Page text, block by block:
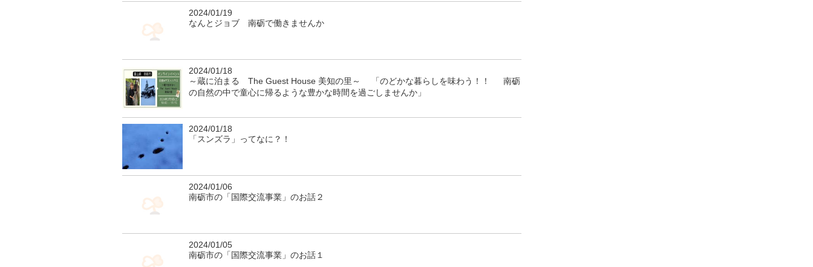
2024/01/19
なんとジョブ 南砺で働きませんか
2024/01/18
～蔵に泊まる The Guest House 美知の里～ 「のどかな暮らしを味わう！！ 南砺
の自然の中で童心に帰るような豊かな時間を過ごしませんか」
2024/01/18
「スンズラ」ってなに？！
2024/01/06
南砺市の「国際交流事業」のお話２
2024/01/05
南砺市の「国際交流事業」のお話１